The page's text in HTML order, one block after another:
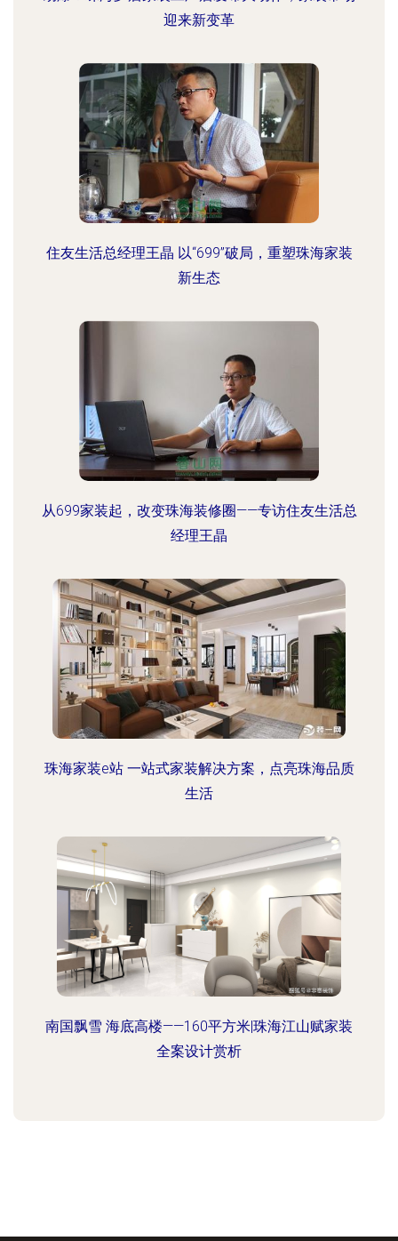
迎来新变革
住友生活总经理王晶 以“699”破局，重塑珠海家装
新生态
从699家装起，改变珠海装修圈——专访住友生活总
经理王晶
珠海家装e站 一站式家装解决方案，点亮珠海品质
生活
南国飘雪 海底高楼——160平方米|珠海江山赋家装
全案设计赏析